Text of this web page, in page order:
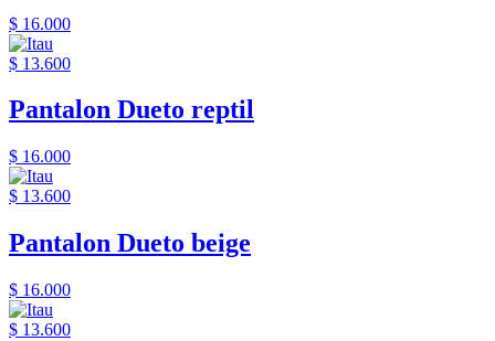
$ 16.000
$ 13.600
Pantalon Dueto reptil
$ 16.000
$ 13.600
Pantalon Dueto beige
$ 16.000
$ 13.600